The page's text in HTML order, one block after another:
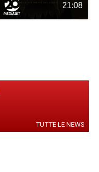
21:08
TUTTE LE NEWS